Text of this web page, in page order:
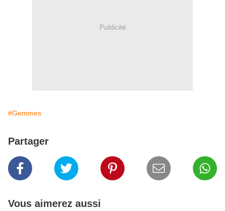
Publicité
#Gemmes
Partager
Vous aimerez aussi